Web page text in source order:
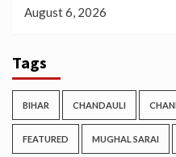
August 6, 2026
Tags
BIHAR CHANDAULI
FEATURED MUGHAL SARAI